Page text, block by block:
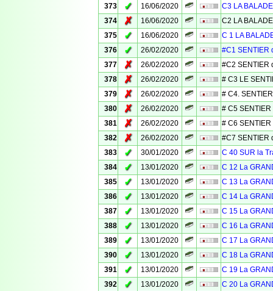
373
✓ 16/06/2020
C3 LA
374
✗ 16/06/2020
C2 LA
375
✓ 16/06/2020
C 1 LA
376
✓ 26/02/2020
#C1 SENTIER
377
✗ 26/02/2020
#C2 SENTIER
378
✗ 26/02/2020
# C3 LE
379
✗ 26/02/2020
# C4.
380
✗ 26/02/2020
# C5
381
✗ 26/02/2020
# C6 SENTIER
382
✗ 26/02/2020
#C7 SENTIER
383
✓ 30/01/2020
C 40 SUR la
384
✓ 13/01/2020
C 12 La
385
✓ 13/01/2020
C 13 La
386
✓ 13/01/2020
C 14 La
387
✓ 13/01/2020
C 15 La
388
✓ 13/01/2020
C 16 La
389
✓ 13/01/2020
C 17 La
390
✓ 13/01/2020
C 18 La
391
✓ 13/01/2020
C 19 La
392
✓ 13/01/2020
C 20 La